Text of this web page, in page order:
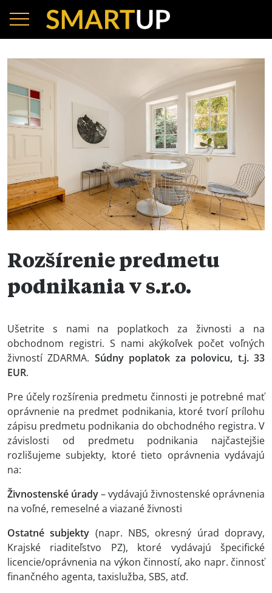
Rozšírenie predmetu
podnikania v s.r.o.
Ušetrite s nami na poplatkoch za živnosti a na
obchodnom registri. S nami akýkoľvek počet voľných
živností ZDARMA. Súdny poplatok za polovicu, t.j. 33
EUR.
Pre účely rozšírenia predmetu činnosti je potrebné mať
oprávnenie na predmet podnikania, ktoré tvorí prílohu
zápisu predmetu podnikania do obchodného registra. V
závislosti od predmetu podnikania najčastejšie
rozlišujeme subjekty, ktoré tieto oprávnenia vydávajú
na:
Živnostenské úrady– vydávajú živnostenské oprávnenia
na voľné, remeselné a viazané živnosti
Ostatné subjekty (napr. NBS, okresný úrad dopravy,
Krajské riaditeľstvo PZ), ktoré vydávajú špecifické
licencie/oprávnenia na výkon činností, ako napr. činnosť
finančného agenta, taxislužba, SBS, atď.